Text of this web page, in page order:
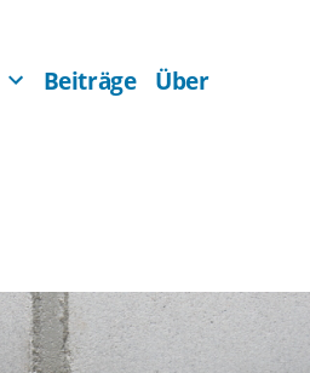
Beiträge Über